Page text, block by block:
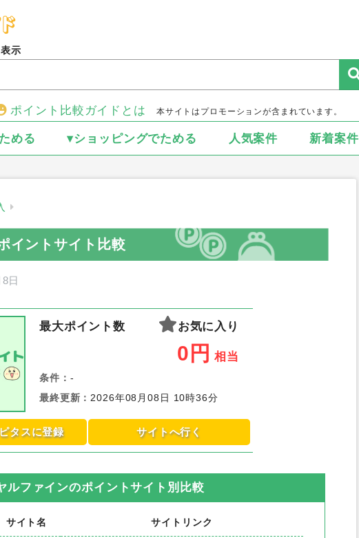
示
ポイント比較ガイドとは 本サイトはプロモーションが含まれています。
める ▾ショッピングでためる 人気案件 新着案件
イントサイト比較
日
最大ポイント数 お気に入り
0 円 相当
条件： -
最終更新 ： 2026年08月08日 10時36分
タスに登録 サイトへ行く